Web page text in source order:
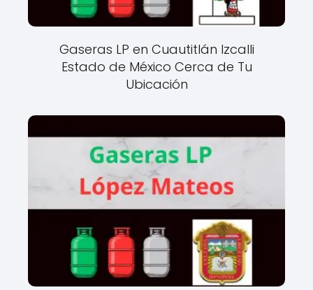
Gaseras LP en Cuautitlán Izcalli
Estado de México Cerca de Tu
Ubicación